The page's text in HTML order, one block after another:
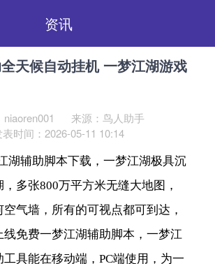
资讯
天候自动挂机 一梦江湖游戏
来源：鸟人助手
表时间：2026-05-11 10:14
湖辅助脚本下载，一梦江湖极具沉
，多张800万平方米无缝大地图，
气墙，所有的可视点都可到达，
线免费一梦江湖辅助脚本，一梦江
工具能在移动端，PC端使用，为一